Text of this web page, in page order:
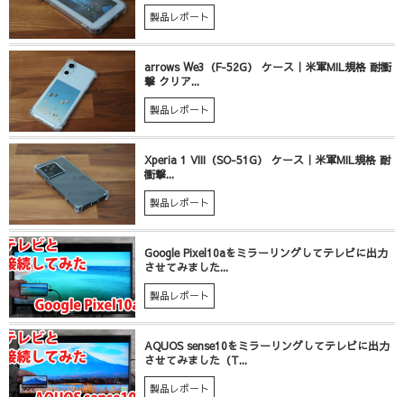
製品レポート
arrows We3（F-52G） ケース｜米軍MIL規格 耐衝
撃 クリア...
製品レポート
Xperia 1 VIII（SO-51G） ケース｜米軍MIL規格 耐
衝撃...
製品レポート
Google Pixel10aをミラーリングしてテレビに出力
させてみました...
製品レポート
AQUOS sense10をミラーリングしてテレビに出力
させてみました（T...
製品レポート